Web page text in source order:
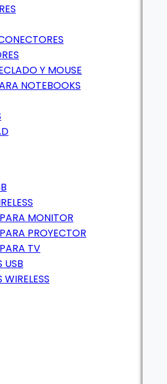
Y MOUSE
NOTEBOOKS
MONITOR
PROYECTOR
TV
USB
WIRELESS